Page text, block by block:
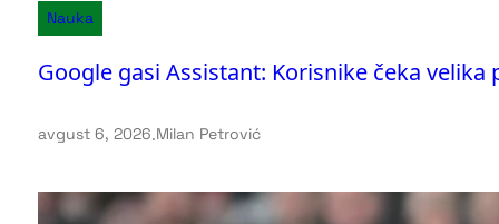
Nauka
Google gasi Assistant: Korisnike čeka velika
avgust 6, 2026.Milan Petrović